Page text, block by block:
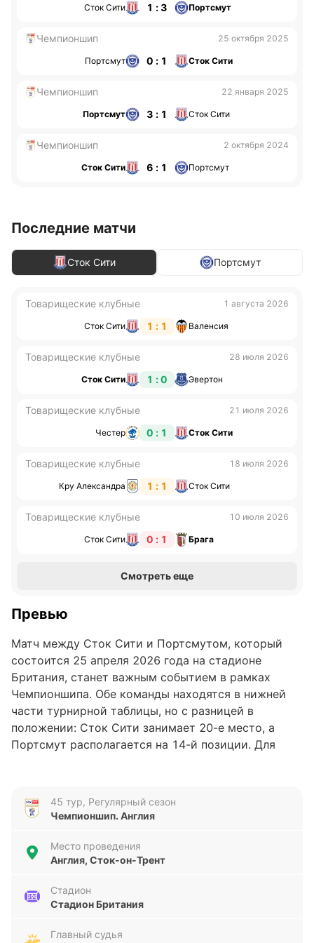
Сток Сити 1 : 3 Портсмут
Чемпионшип 25 октября 2025
Портсмут 0 : 1 Сток Сити
Чемпионшип 22 января 2025
Портсмут 3 : 1 Сток Сити
Чемпионшип 2 октября 2024
Сток Сити 6 : 1 Портсмут
Последние матчи
Сток Сити Портсмут
Товарищеские клубные 1 августа 2026
Сток Сити 1 : 1 Валенсия
Товарищеские клубные 28 июля 2026
Сток Сити 1 : 0 Эвертон
Товарищеские клубные 21 июля 2026
Честер 0 : 1 Сток Сити
Товарищеские клубные 18 июля 2026
Кру Александра 1 : 1 Сток Сити
Товарищеские клубные 10 июля 2026
Сток Сити 0 : 1 Брага
Смотреть еще
Превью
Матч между Сток Сити и Портсмутом, который
состоится 25 апреля 2026 года на стадионе
Британия, станет важным событием в рамках
Чемпионшипа. Обе команды находятся в нижней
части турнирной таблицы, но с разницей в
положении: Сток Сити занимает 20-е место, а
Портсмут располагается на 14-й позиции. Для
необходимые очки в борьбе за сохранение места в
лиге.
Анализ формы команд
смешанные результаты: две победы, одна ничья и
две поражения. Команда забила 8 голов, но при
нестабильность в обороне. Портсмут, в свою
45 тур, Регулярный сезон
Чемпионшип. Англия
Место проведения
Англия, Сток-он-Трент
Стадион
Стадион Британия
Главный судья